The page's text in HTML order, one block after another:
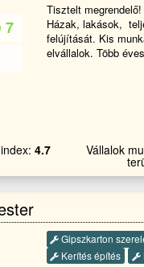
7
Tisztelt megrendelő!
Házak, lakások,
felújítását. Kis
elvállalok. Több
4.7 Vállalok
Gipszkarton
Kerítés építés